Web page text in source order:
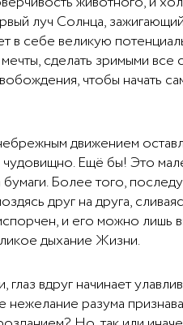
луч Солнца,
в себе великую
сделать зримыми
чтобы начать
движением
Ещё бы! Это
Более того,
друг на друга,
и его можно
дыхание Жизни.
вдруг начинает
разума